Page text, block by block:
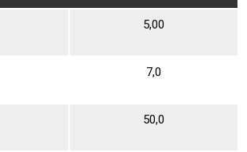
5,00
7,0
50,0